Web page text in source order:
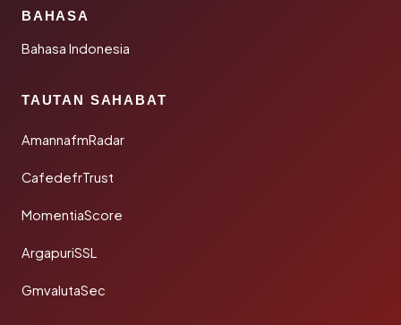
BAHASA
Bahasa Indonesia
TAUTAN SAHABAT
AmannafmRadar
CafedefrTrust
MomentiaScore
ArgapuriSSL
GmvalutaSec